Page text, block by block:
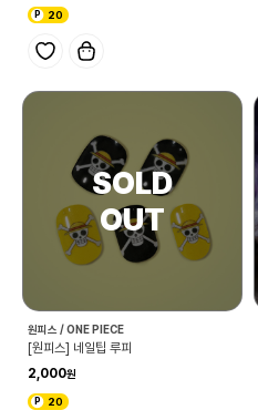
20
원피스 / ONE PIECE
[원피스] 네일팁 루피
2,000
20